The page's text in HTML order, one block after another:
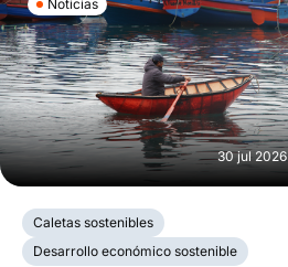
Noticias
30 jul 2026
Caletas sostenibles
Desarrollo económico sostenible